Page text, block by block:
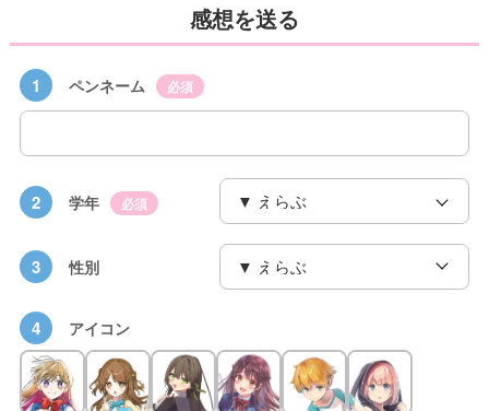
感想を送る
1 ペンネーム 必須
2 学年 必須
3 性別
4 アイコン